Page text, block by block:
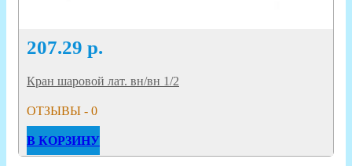
207.29 р.
Кран шаровой лат. вн/вн 1/2
ОТЗЫВЫ - 0
В КОРЗИНУ